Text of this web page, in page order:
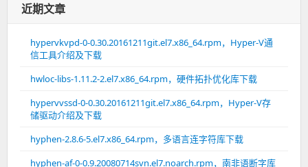
近期文章
hypervkvpd-0-0.30.20161211git.el7.x86_64.rpm，Hyper-V通
信工具介绍及下载
hwloc-libs-1.11.2-2.el7.x86_64.rpm，硬件拓扑优化库下载
hypervvssd-0-0.30.20161211git.el7.x86_64.rpm，Hyper-V存
储驱动介绍及下载
hyphen-2.8.6-5.el7.x86_64.rpm，多语言连字符库下载
hyphen-af-0-0.9.20080714svn.el7.noarch.rpm，南非语断字库